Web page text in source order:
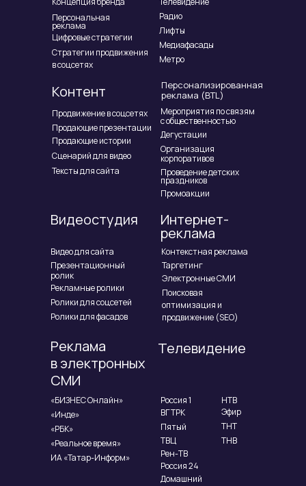
Видеостудия
Контент
Персонализированная
реклама (BTL)
Интернет-
реклама
Видео для сайта
Презентационный
ролик
Рекламные ролики
Ролики для соцсетей
Ролики для фасадов
Продвижение в соцсетях
Продающие презентации
Продающие истории
Сценарий для видео
Тексты для сайта
Радио
Лифты
Медиафасады
Метро
Контекстная реклама
Таргетинг
Электронные СМИ
Поисковая
оптимизация и
продвижение (SEO)
Мероприятия по связям
с общественностью
Дегустации
Организация
корпоративов
Проведение детских
праздников
Промоакции
Персональная
реклама
Цифровые стратегии
Стратегии продвижения
в соцсетях
Реклама
в электронных
СМИ
«БИЗНЕС Онлайн»
ИА «Татар-Информ»
«Реальное время»
«РБК»
«Инде»
Телевидение
НТВ
ТНВ
ТНТ
Эфир
Россия 1
ВГТРК
Домашний
Россия 24
Рен-ТВ
Пятый
ТВЦ